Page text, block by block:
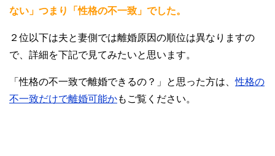
ない」つまり「性格の不一致」でした。
２位以下は夫と妻側では離婚原因の順位は異なりますの
で、詳細を下記で見てみたいと思います。
「性格の不一致で離婚できるの？」と思った方は、性格の
不一致だけで離婚可能かもご覧ください。